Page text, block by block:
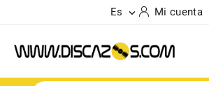
Es  Mi cuenta